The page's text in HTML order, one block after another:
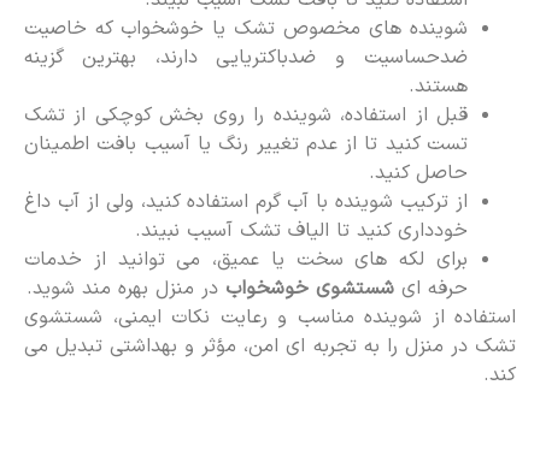
شوینده های مخصوص تشک یا خوشخواب که خاصیت
ضدحساسیت و ضدباکتریایی دارند، بهترین گزینه
هستند.
قبل از استفاده، شوینده را روی بخش کوچکی از تشک
تست کنید تا از عدم تغییر رنگ یا آسیب بافت اطمینان
حاصل کنید.
از ترکیب شوینده با آب گرم استفاده کنید، ولی از آب داغ
خودداری کنید تا الیاف تشک آسیب نبیند.
برای لکه های سخت یا عمیق، می توانید از خدمات
حرفه ای شستشوی خوشخوابدر منزل بهره مند شوید.
استفاده از شوینده مناسب و رعایت نکات ایمنی، شستشوی
تشک در منزل را به تجربه ای امن، مؤثر و بهداشتی تبدیل می
کند.